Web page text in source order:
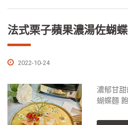
法式栗子蘋果濃湯佐蝴
2022-10-24
濃郁甘
蝴蝶麵